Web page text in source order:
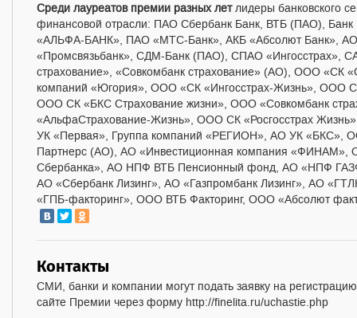
Среди лауреатов премии разных летлидеры банковского
финансовой отрасли: ПАО Сбербанк Банк, ВТБ (ПАО),
«АЛЬФА-БАНК», ПАО «МТС-Банк», АКБ «Абсолют Банк»,
«Промсвязьбанк», СДМ-Банк (ПАО), СПАО «Ингосстрах»,
страхование», «Совкомбанк страхование» (АО), ООО «СК
компаний «Югория», ООО «СК «Ингосстрах-Жизнь», ООО
ООО СК «БКС Страхование жизни», ООО «Совкомбанк
«АльфаСтрахование-Жизнь», ООО СК «Росгосстрах
УК «Первая», Группа компаний «РЕГИОН», АО УК «БКС»,
Партнерс (АО), АО «Инвестиционная компания
Сбербанка», АО НПФ ВТБ Пенсионный фонд, АО «НПФ
АО «Сбербанк Лизинг», АО «Газпромбанк Лизинг», АО
«ГПБ‑факторинг», ООО ВТБ Факторинг, ООО «Абсолют
Контакты
СМИ, банки и компании могут подать заявку на
сайте Премии через форму http://finelita.ru/uchastie.php